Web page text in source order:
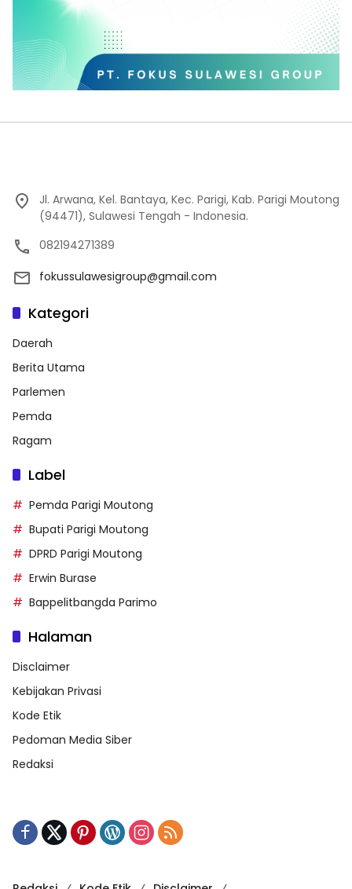
Jl. Arwana, Kel. Bantaya, Kec. Parigi, Kab. Parigi Moutong
(94471), Sulawesi Tengah - Indonesia.
082194271389
fokussulawesigroup@gmail.com
Kategori
Daerah
Berita Utama
Parlemen
Pemda
Ragam
Label
Pemda Parigi Moutong
Bupati Parigi Moutong
DPRD Parigi Moutong
Erwin Burase
Bappelitbangda Parimo
Halaman
Disclaimer
Kebijakan Privasi
Kode Etik
Pedoman Media Siber
Redaksi